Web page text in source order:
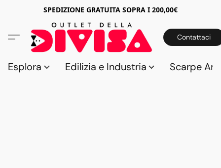
SPEDIZIONE GRATUITA SOPRA I 200,00€
Contattaci
Esplora Edilizia e Industria Scarpe